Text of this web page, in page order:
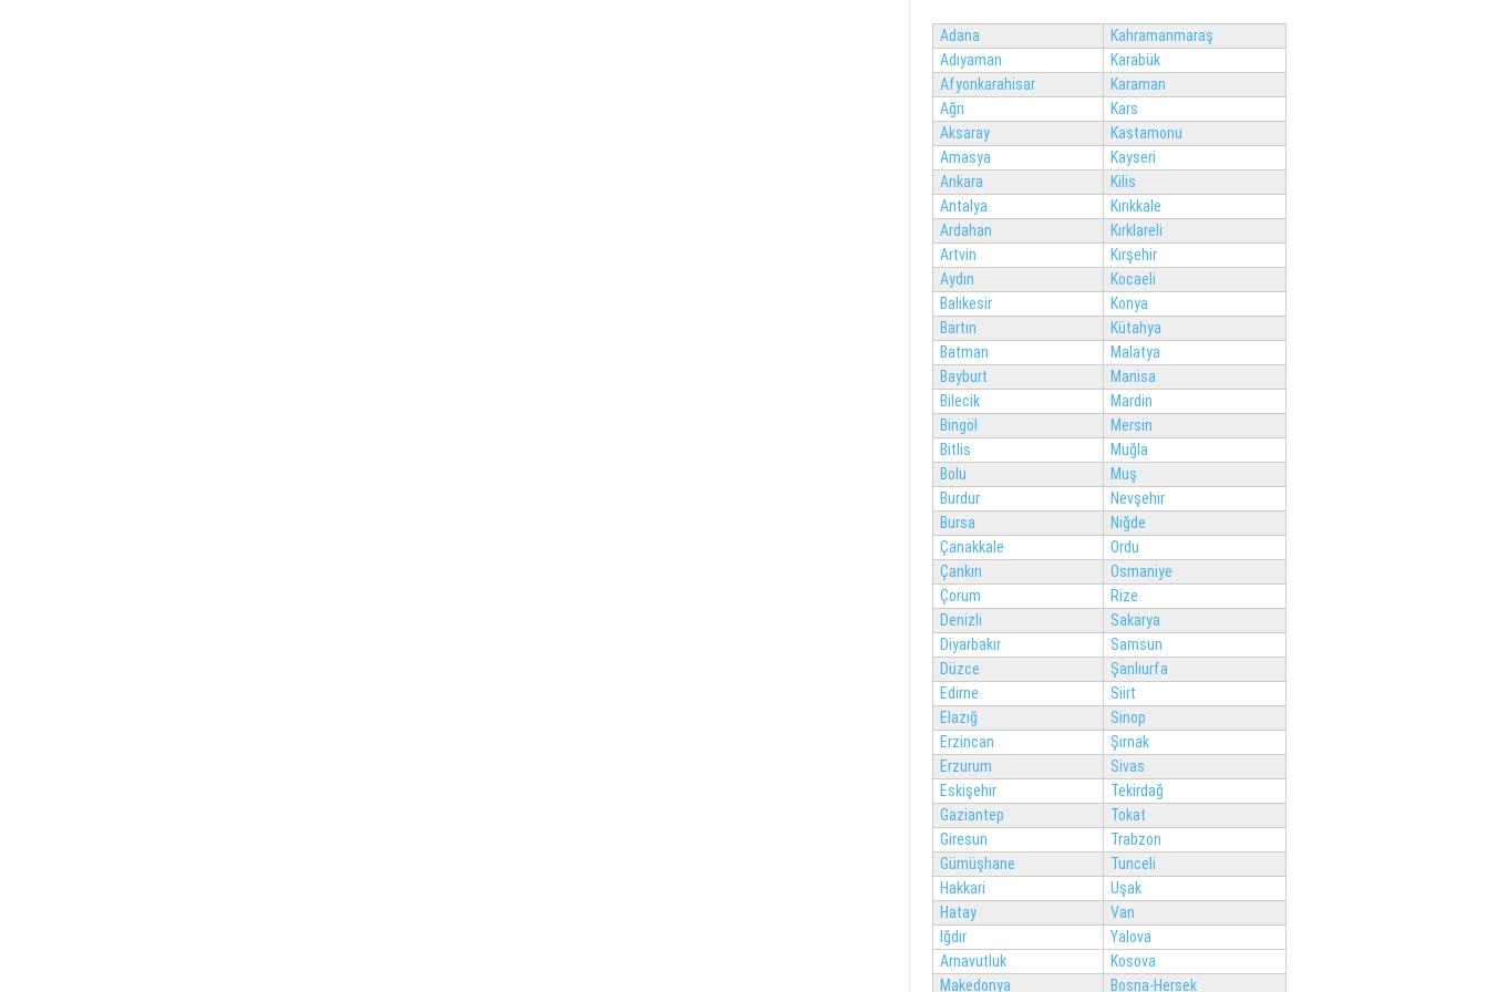
Adana
Kahramanmaraş
Adıyaman
Karabük
Afyonkarahisar
Karaman
Ağrı
Kars
Aksaray
Kastamonu
Amasya
Kayseri
Ankara
Kilis
Antalya
Kırıkkale
Ardahan
Kırklareli
Artvin
Kırşehir
Aydın
Kocaeli
Balıkesir
Konya
Bartın
Kütahya
Batman
Malatya
Bayburt
Manisa
Bilecik
Mardin
Bingöl
Mersin
Bitlis
Muğla
Bolu
Muş
Burdur
Nevşehir
Bursa
Niğde
Çanakkale
Ordu
Çankırı
Osmaniye
Çorum
Rize
Denizli
Sakarya
Diyarbakır
Samsun
Düzce
Şanlıurfa
Edirne
Siirt
Elazığ
Sinop
Erzincan
Şırnak
Erzurum
Sivas
Eskişehir
Tekirdağ
Gaziantep
Tokat
Giresun
Trabzon
Gümüşhane
Tunceli
Hakkari
Uşak
Hatay
Van
Iğdır
Yalova
Arnavutluk
Kosova
Makedonya
Bosna-Hersek